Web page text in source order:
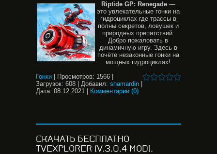
Riptide GP: Renegade—
это увлекательные гонки на
гидроциклах где трассы в
полны секретов, ловушек и
природных препятствий.
Добро пожаловать в
динамичную игру. Здесь в
почёте незаконные гонки на
мощных гидроциклах!
Гонки
Просмотров: 1566
Загрузок: 608 Добавил: shamardin
Дата: 08.12.2021 Комментарии (0)
СКАЧАТЬ БЕСПЛАТНО
TVEXPLORER (V.3.0.4 MOD).